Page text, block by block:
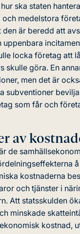
ska staten
medelstora
den är beredd att
uppenbara
locka företag att
skulle göra. En
men det är
subventioner
som får och
av
de
kostnaderna
och tjänster i
Att statsskulden
minskade
kostnad,